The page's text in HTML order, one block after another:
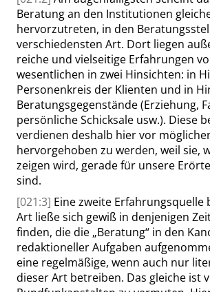
Beratung an den Institutionen
hervorzutreten, in den
verschiedensten Art. Dort liegen
reiche und vielseitige Erfahrungen
wesentlichen in zwei Hinsichten: in
Personenkreis der Klienten und in
Beratungsgegenstände (Erziehung,
persönliche Schicksale usw.). Diese
verdienen deshalb hier vor
hervorgehoben zu werden, weil sie,
zeigen wird, gerade für unsere
sind.
[021:3] Eine zweite
Art ließe sich gewiß in denjenigen
finden, die die „Beratung“ in den
redaktioneller Aufgaben
eine regelmäßige, wenn auch nur
dieser Art betreiben. Das gleiche ist